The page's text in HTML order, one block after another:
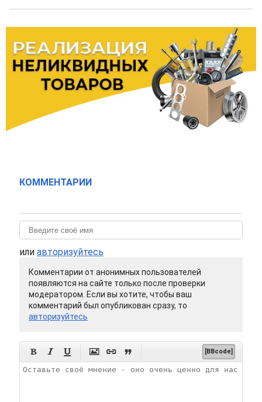
КОММЕНТАРИИ
или авторизуйтесь
Комментарии от анонимных пользователей
появляются на сайте только после проверки
модератором. Если вы хотите, чтобы ваш
комментарий был опубликован сразу, то
авторизуйтесь
      [BBcode]